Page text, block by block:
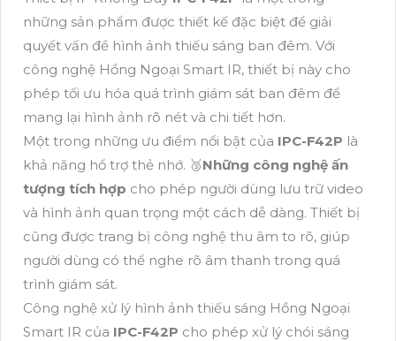
những sản phẩm được thiết kế đặc biệt để giải
quyết vấn đề hình ảnh thiếu sáng ban đêm. Với
công nghệ Hồng Ngoại Smart IR, thiết bị này cho
phép tối ưu hóa quá trình giám sát ban đêm để
mang lại hình ảnh rõ nét và chi tiết hơn.
Một trong những ưu điểm nổi bật của IPC-F42P là
khả năng hổ trợ thẻ nhớ. 🥉Những công nghệ ấn
tượng tích hợp cho phép người dùng lưu trữ video
và hình ảnh quan trọng một cách dễ dàng. Thiết bị
cũng được trang bị công nghệ thu âm to rõ, giúp
người dùng có thể nghe rõ âm thanh trong quá
trình giám sát.
Công nghệ xử lý hình ảnh thiếu sáng Hồng Ngoại
Smart IR của IPC-F42P cho phép xử lý chói sáng